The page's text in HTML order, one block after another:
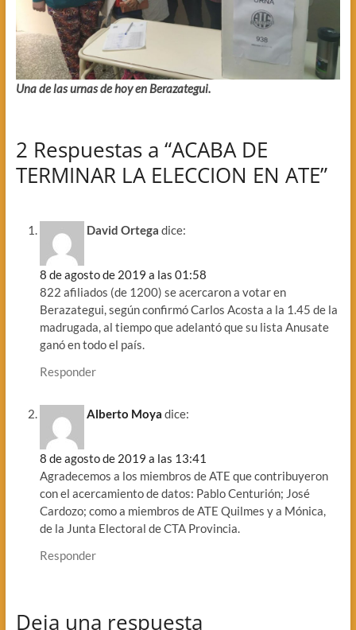
Una de las urnas de hoy en Berazategui.
2 Respuestas a “ACABA DE
TERMINAR LA ELECCION EN ATE”
David Ortega dice:
8 de agosto de 2019 a las 01:58
822 afiliados (de 1200) se acercaron a votar en
Berazategui, según confirmó Carlos Acosta a la 1.45 de la
madrugada, al tiempo que adelantó que su lista Anusate
ganó en todo el país.
Responder
Alberto Moya dice:
8 de agosto de 2019 a las 13:41
Agradecemos a los miembros de ATE que contribuyeron
con el acercamiento de datos: Pablo Centurión; José
Cardozo; como a miembros de ATE Quilmes y a Mónica,
de la Junta Electoral de CTA Provincia.
Responder
Deja una respuesta